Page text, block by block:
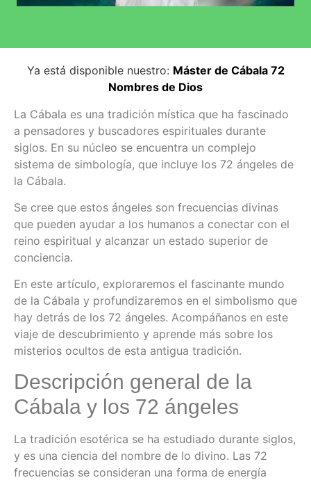
Ya está disponible nuestro: Máster de Cábala 72
Nombres de Dios
La Cábala es una tradición mística que ha fascinado
a pensadores y buscadores espirituales durante
siglos. En su núcleo se encuentra un complejo
sistema de simbología, que incluye los 72 ángeles de
la Cábala.
Se cree que estos ángeles son frecuencias divinas
que pueden ayudar a los humanos a conectar con el
reino espiritual y alcanzar un estado superior de
conciencia.
En este artículo, exploraremos el fascinante mundo
de la Cábala y profundizaremos en el simbolismo que
hay detrás de los 72 ángeles. Acompáñanos en este
viaje de descubrimiento y aprende más sobre los
misterios ocultos de esta antigua tradición.
Descripción general de la
Cábala y los 72 ángeles
La tradición esotérica se ha estudiado durante siglos,
y es una ciencia del nombre de lo divino. Las 72
frecuencias se consideran una forma de energía